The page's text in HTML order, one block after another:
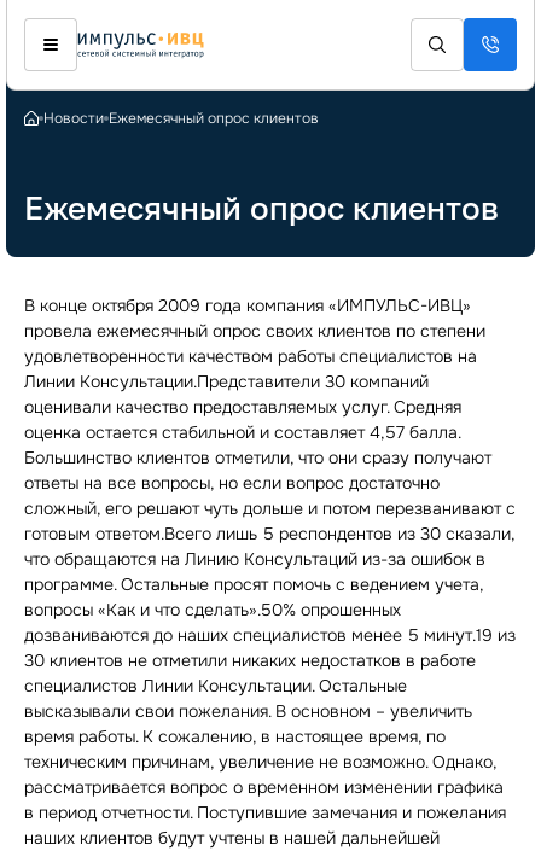
Новости Ежемесячный опрос клиентов
Ежемесячный опрос клиентов
В конце октября 2009 года компания «ИМПУЛЬС-ИВЦ»
провела ежемесячный опрос своих клиентов по степени
удовлетворенности качеством работы специалистов на
Линии Консультации.Представители 30 компаний
оценивали качество предоставляемых услуг. Средняя
оценка остается стабильной и составляет 4,57 балла.
Большинство клиентов отметили, что они сразу получают
ответы на все вопросы, но если вопрос достаточно
сложный, его решают чуть дольше и потом перезванивают с
готовым ответом.Всего лишь 5 респондентов из 30 сказали,
что обращаются на Линию Консультаций из-за ошибок в
программе. Остальные просят помочь с ведением учета,
вопросы «Как и что сделать».50% опрошенных
дозваниваются до наших специалистов менее 5 минут.19 из
30 клиентов не отметили никаких недостатков в работе
специалистов Линии Консультации. Остальные
высказывали свои пожелания. В основном – увеличить
время работы. К сожалению, в настоящее время, по
техническим причинам, увеличение не возможно. Однако,
рассматривается вопрос о временном изменении графика
в период отчетности. Поступившие замечания и пожелания
наших клиентов будут учтены в нашей дальнейшей